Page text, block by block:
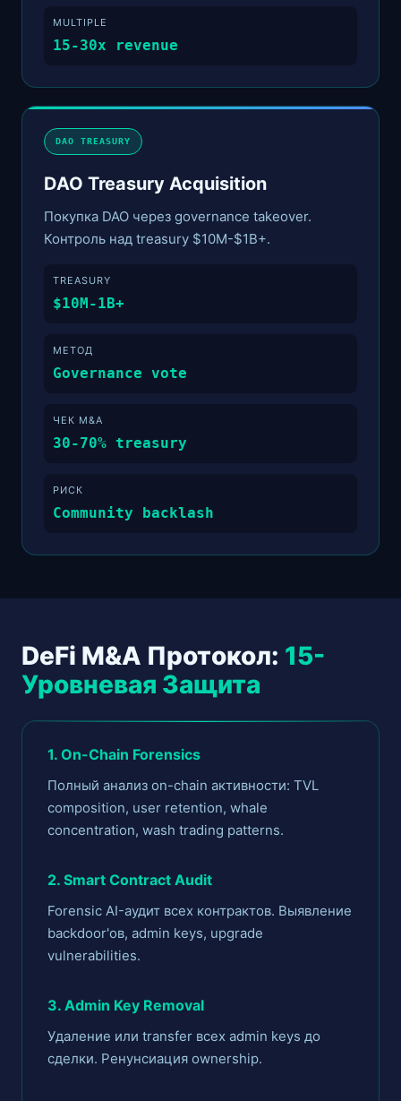
MULTIPLE
15-30x revenue
DAO TREASURY
DAO Treasury Acquisition
Покупка DAO через governance takeover.
Контроль над treasury $10M-$1B+.
TREASURY
$10M-1B+
МЕТОД
Governance vote
ЧЕК M&A
30-70% treasury
РИСК
Community backlash
DeFi M&A Протокол: 15-
Уровневая Защита
1. On-Chain Forensics
Полный анализ on-chain активности: TVL
composition, user retention, whale
concentration, wash trading patterns.
2. Smart Contract Audit
Forensic AI-аудит всех контрактов. Выявление
backdoor'ов, admin keys, upgrade
vulnerabilities.
3. Admin Key Removal
Удаление или transfer всех admin keys до
сделки. Ренунсиация ownership.